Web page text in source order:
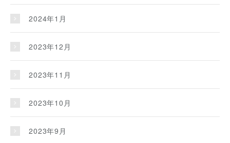
2024年1月
2023年12月
2023年11月
2023年10月
2023年9月